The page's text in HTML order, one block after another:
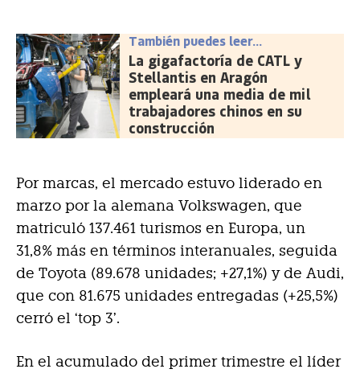
También puedes leer...
La gigafactoría de CATL y
Stellantis en Aragón
empleará una media de mil
trabajadores chinos en su
construcción
Por marcas, el mercado estuvo liderado en
marzo por la alemana Volkswagen, que
matriculó 137.461 turismos en Europa, un
31,8% más en términos interanuales, seguida
de Toyota (89.678 unidades; +27,1%) y de Audi,
que con 81.675 unidades entregadas (+25,5%)
cerró el ‘top 3’.
En el acumulado del primer trimestre el líder